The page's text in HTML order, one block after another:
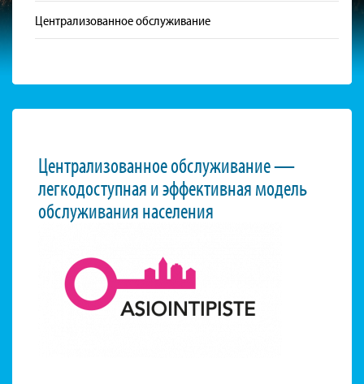
Централизованное обслуживание
Централизованное обслуживание —
легкодоступная и эффективная модель
обслуживания населения